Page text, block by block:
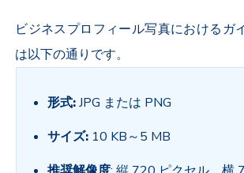
ビジネスプロフィール写真におけるガ
は以下の通りです。
形式:JPG または PNG
サイズ: 10 KB～5 MB